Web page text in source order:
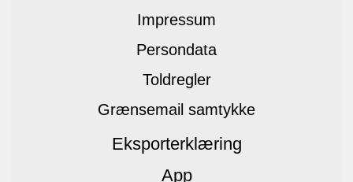
Impressum
Persondata
Toldregler
Grænsemail samtykke
Eksporterklæring
App